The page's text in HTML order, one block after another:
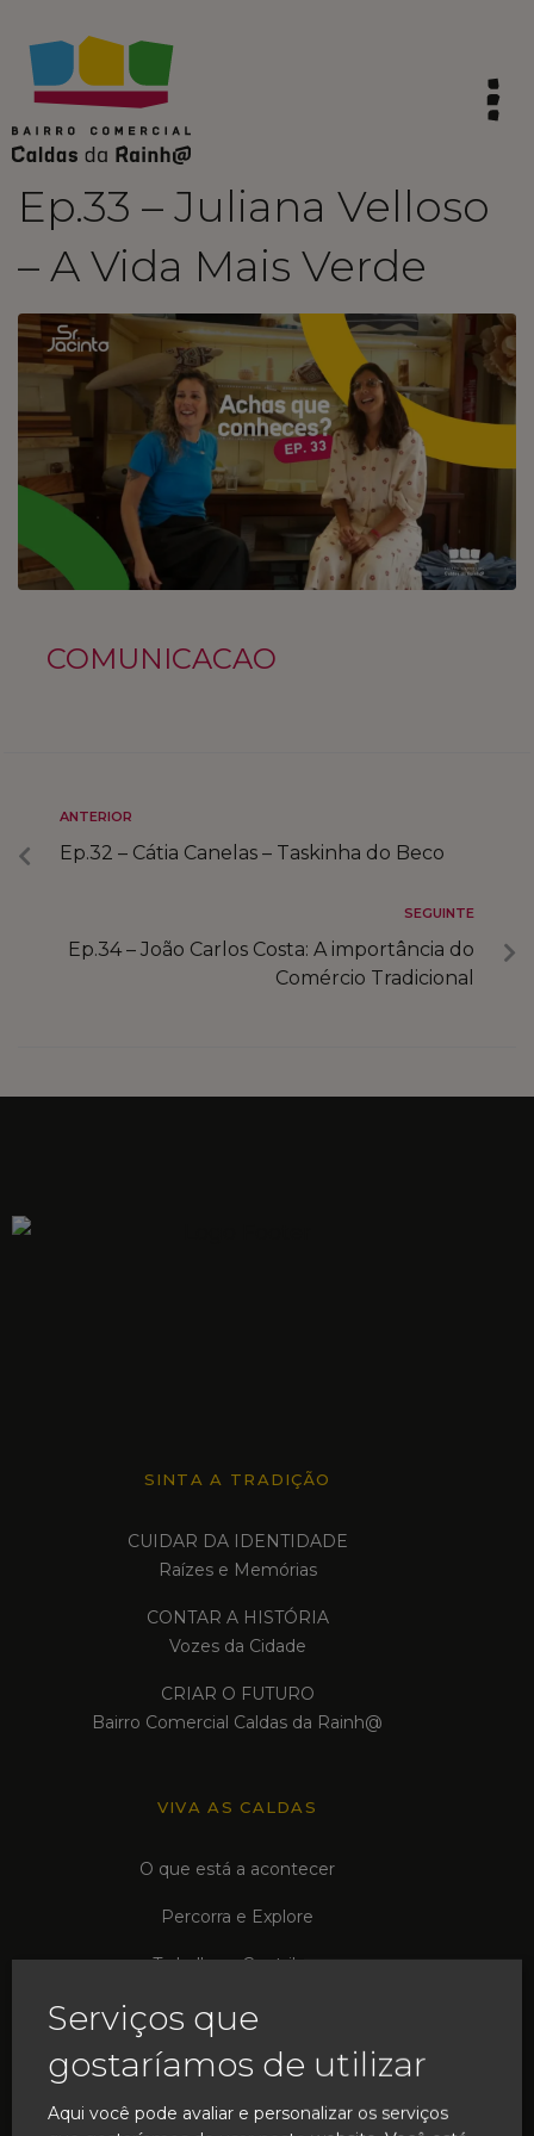
HOME
SINTA A TRADIÇÃO
VIVA AS CALDAS
VIBRE COM A INOVAÇÃO
INSPIRE O FUTURO
Ep.33 – Juliana Velloso
– A Vida Mais Verde
COMUNICACAO
ANTERIOR
Ep.32 – Cátia Canelas – Taskinha do Beco
SEGUINTE
Ep.34 – João Carlos Costa: A importância do
Comércio Tradicional
SINTA A TRADIÇÃO
CUIDAR DA IDENTIDADE
Raízes e Memórias
CONTAR A HISTÓRIA
Vozes da Cidade
CRIAR O FUTURO
Bairro Comercial Caldas da Rainh@
VIVA AS CALDAS
O que está a acontecer
Percorra e Explore
Trabalhe e Contribua
Associações em Rede
Serviços que
gostaríamos de utilizar
Aqui você pode avaliar e personalizar os serviços